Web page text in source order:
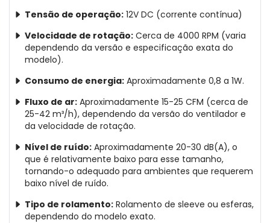
Tensão de operação: 12V DC (corrente contínua)
Velocidade de rotação: Cerca de 4000 RPM (varia
dependendo da versão e especificação exata do
modelo).
Consumo de energia: Aproximadamente 0,8 a 1W.
Fluxo de ar: Aproximadamente 15-25 CFM (cerca de
25-42 m³/h), dependendo da versão do ventilador e
da velocidade de rotação.
Nível de ruído: Aproximadamente 20-30 dB(A), o
que é relativamente baixo para esse tamanho,
tornando-o adequado para ambientes que requerem
baixo nível de ruído.
Tipo de rolamento: Rolamento de sleeve ou esferas,
dependendo do modelo exato.